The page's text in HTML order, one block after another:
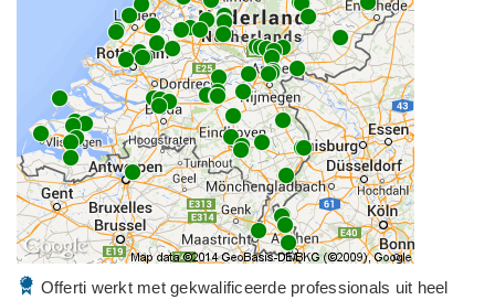
Offerti werkt met gekwalificeerde professionals uit heel